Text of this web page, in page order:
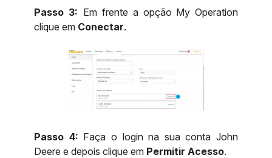
Passo 3: Em frente a opção My Operation
clique em Conectar.
Passo 4: Faça o login na sua conta John
Deere e depois clique em Permitir Acesso.